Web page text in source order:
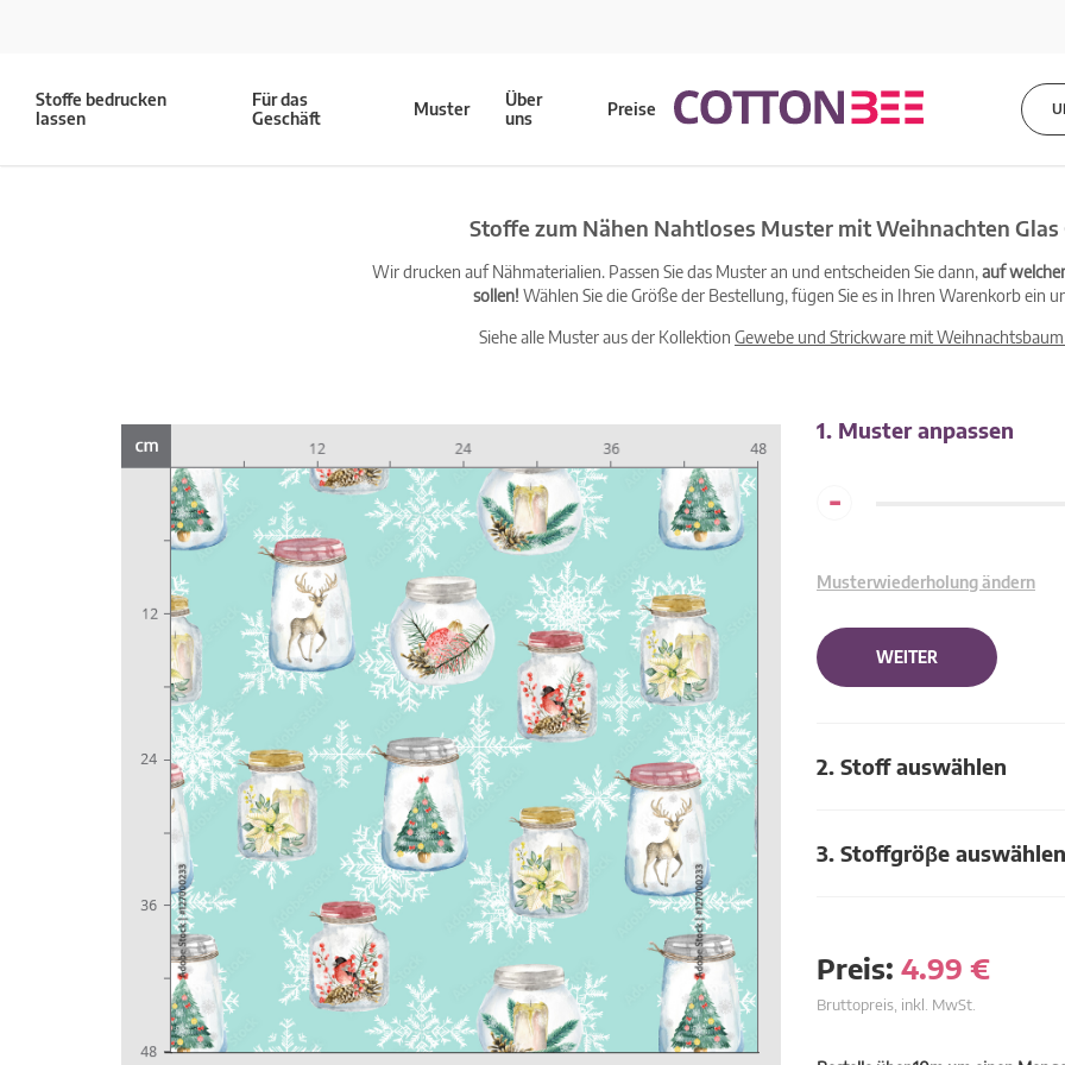
Stoffe bedrucken
lassen
Für das
Geschäft
Muster
Über
uns
Preise
Stoffe zum Nähen Nahtloses Muster mit Weihnachten Glas
Wir drucken auf Nähmaterialien. Passen Sie das Muster an und entscheiden Sie dann,auf
sollen! Wählen Sie die Größe der Bestellung, fügen Sie es in Ihren Warenkorb ein
Siehe alle Muster aus der Kollektion Gewebe und Strickware mit
1. Muster anpassen
-
Musterwiederholung ändern
WEITER
2. Stoff auswählen
3. Stoffgröβe auswählen
Preis: 4.99 €
Bruttopreis, inkl. MwSt.